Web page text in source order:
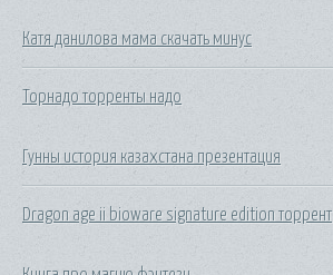
Катя данилова мама скачать минус
Торнадо торренты надо
Гунны история казахстана презентация
Dragon age ii bioware signature edition торрент